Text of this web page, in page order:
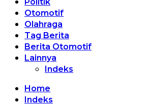
Otomotif
Olahraga
Tag Berita
Berita Otomotif
Lainnya
Indeks
Home
Indeks